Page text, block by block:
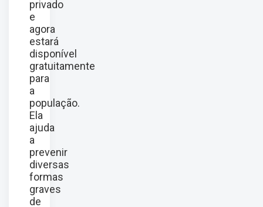
privado
e
agora
estará
disponível
gratuitamente
para
a
população.
Ela
ajuda
a
prevenir
diversas
formas
graves
de